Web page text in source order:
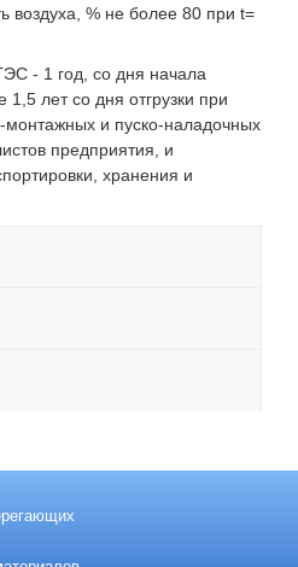
воздуха, % не более 80 при t=
- 1 год, со дня начала
лет со дня отгрузки при
и пуско-наладочных
предприятия, и
хранения и